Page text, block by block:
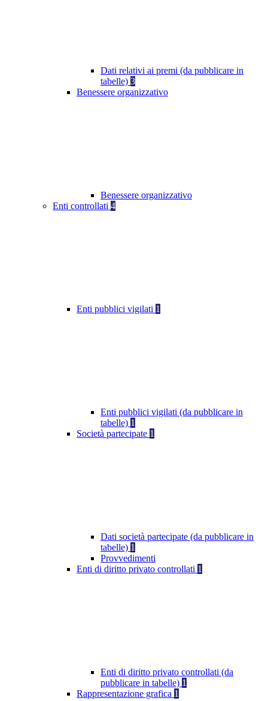
Dati relativi ai premi (da pubblicare in
tabelle) 3
Benessere organizzativo
Benessere organizzativo
Enti controllati 4
Enti pubblici vigilati 1
Enti pubblici vigilati (da pubblicare in
tabelle) 1
Società partecipate 1
Dati società partecipate (da pubblicare in
tabelle) 1
Provvedimenti
Enti di diritto privato controllati 1
Enti di diritto privato controllati (da
pubblicare in tabelle) 1
Rappresentazione grafica 1